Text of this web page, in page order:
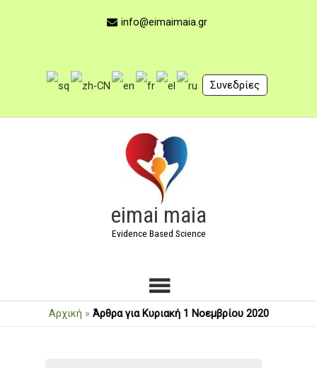
info@eimaimaia.gr
Συνεδρίες
eimai maia
Evidence Based Science
Κύριο
Μενού
Αρχική » Άρθρα για Κυριακή 1 Νοεμβρίου 2020